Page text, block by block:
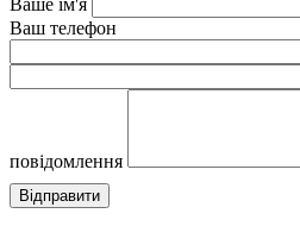
Ваше ім'я
Ваш телефон
повідомлення